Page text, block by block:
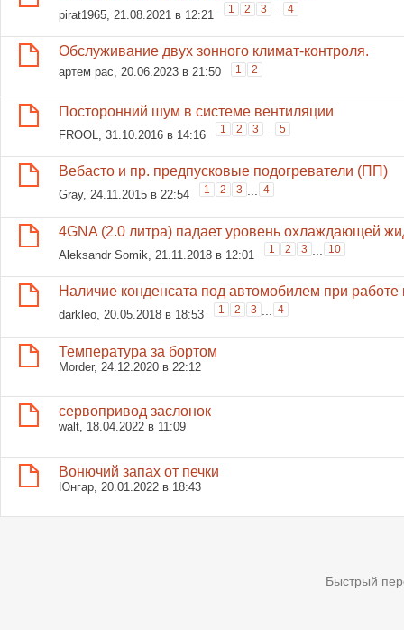
pirat1965 , 21.08.2021 в 12:21 1 2 3 4
Обслуживание двух зонного климат-контроля.
артем рас , 20.06.2023 в 21:50 1 2
Посторонний шум в системе вентиляции
FROOL , 31.10.2016 в 14:16 1 2 3 5
Вебасто и пр. предпусковые подогреватели (ПП)
Gray, 24.11.2015 в 22:54 1 2 3 4
4GNA (2.0 литра) падает уровень охлаждающей
Aleksandr Somik , 21.11.2018 в 12:01 1 2 3 10
Наличие конденсата под автомобилем при работе
darkleo , 20.05.2018 в 18:53 1 2 3 4
Температура за бортом
Morder, 24.12.2020 в 22:12
сервопривод заслонок
walt, 18.04.2022 в 11:09
Вонючий запах от печки
Юнгар , 20.01.2022 в 18:43
Быстрый